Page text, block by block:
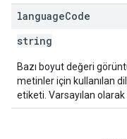
languageCode
string
Bazı boyut değeri
metinler için kullanılan
etiketi. Varsayılan olarak